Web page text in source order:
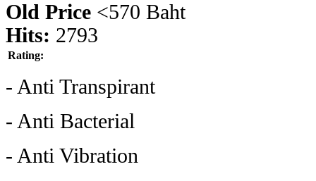
Old Price <570 Baht
Hits: 2793
Rating:
- Anti Transpirant
- Anti Bacterial
- Anti Vibration